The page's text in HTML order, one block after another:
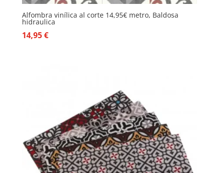
Alfombra vinílica al corte 14,95€ metro, Baldosa
hidraulica
14,95€